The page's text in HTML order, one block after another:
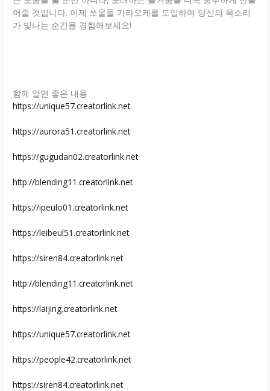
어줄 것입니다. 이제 쏘울풀 가라오케를 도입하여 당신의 목소리
가 빛나는 순간을 경험해보세요!
함께 알면 좋은 내용
https://unique57.creatorlink.net
https://aurora51.creatorlink.net
https://gugudan02.creatorlink.net
http://blending11.creatorlink.net
https://ipeulo01.creatorlink.net
https://leibeul51.creatorlink.net
https://siren84.creatorlink.net
http://blending11.creatorlink.net
https://laijing.creatorlink.net
https://unique57.creatorlink.net
https://people42.creatorlink.net
https://siren84.creatorlink.net